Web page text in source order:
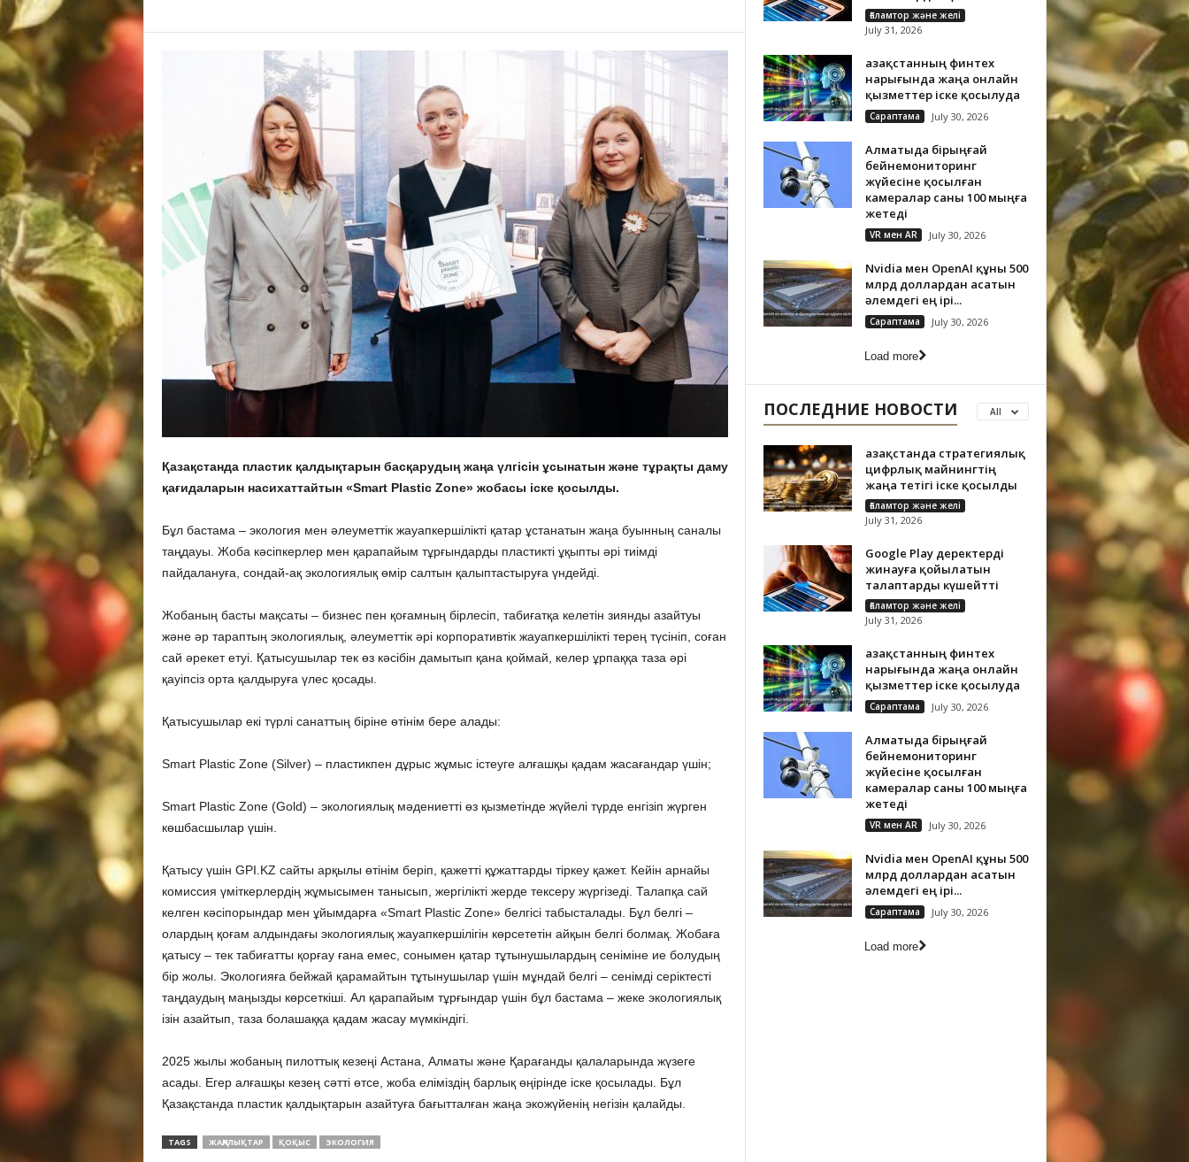
Қазақстанда пластик қалдықтарын басқарудың жаңа үлгісін ұсынатын және тұрақты даму
қағидаларын насихаттайтын «Smart Plastic Zone» жобасы іске қосылды.
Бұл бастама – экология мен әлеуметтік жауапкершілікті қатар ұстанатын жаңа буынның саналы
таңдауы. Жоба кәсіпкерлер мен қарапайым тұрғындарды пластикті ұқыпты әрі тиімді
пайдалануға, сондай-ақ экологиялық өмір салтын қалыптастыруға үндейді.
Жобаның басты мақсаты – бизнес пен қоғамның бірлесіп, табиғатқа келетін зиянды азайтуы
және әр тараптың экологиялық, әлеуметтік әрі корпоративтік жауапкершілікті терең түсініп, соған
сай әрекет етуі. Қатысушылар тек өз кәсібін дамытып қана қоймай, келер ұрпаққа таза әрі
қауіпсіз орта қалдыруға үлес қосады.
Қатысушылар екі түрлі санаттың біріне өтінім бере алады:
Smart Plastic Zone (Silver) – пластикпен дұрыс жұмыс істеуге алғашқы қадам жасағандар үшін;
Smart Plastic Zone (Gold) – экологиялық мәдениетті өз қызметінде жүйелі түрде енгізіп жүрген
көшбасшылар үшін.
Қатысу үшін GPI.KZ сайты арқылы өтінім беріп, қажетті құжаттарды тіркеу қажет. Кейін арнайы
комиссия үміткерлердің жұмысымен танысып, жергілікті жерде тексеру жүргізеді. Талапқа сай
келген кәсіпорындар мен ұйымдарға «Smart Plastic Zone» белгісі табысталады. Бұл белгі –
олардың қоғам алдындағы экологиялық жауапкершілігін көрсететін айқын белгі болмақ. Жобаға
қатысу – тек табиғатты қорғау ғана емес, сонымен қатар тұтынушылардың сеніміне ие болудың
бір жолы. Экологияға бейжай қарамайтын тұтынушылар үшін мұндай белгі – сенімді серіктесті
таңдаудың маңызды көрсеткіші. Ал қарапайым тұрғындар үшін бұл бастама – жеке экологиялық
ізін азайтып, таза болашаққа қадам жасау мүмкіндігі.
2025 жылы жобаның пилоттық кезеңі Астана, Алматы және Қарағанды қалаларында жүзеге
асады. Егер алғашқы кезең сәтті өтсе, жоба еліміздің барлық өңірінде іске қосылады. Бұл
Қазақстанда пластик қалдықтарын азайтуға бағытталған жаңа экожүйенің негізін қалайды.
TAGS ЖАҢАЛЫҚТАР ҚОҚЫС ЭКОЛОГИЯ
Ғаламтор және желі
July 31, 2026
Қазақстанның финтех
нарығында жаңа онлайн
қызметтер іске қосылуда
Сараптама July 30, 2026
Алматыда бірыңғай
бейнемониторинг
жүйесіне қосылған
камералар саны 100 мыңға
жетеді
VR мен AR July 30, 2026
Nvidia мен OpenAI құны 500
млрд доллардан асатын
әлемдегі ең ірі...
Сараптама July 30, 2026
Load more
ПОСЛЕДНИЕ НОВОСТИ All
Қазақстанда стратегиялық
цифрлық майнингтің
жаңа тетігі іске қосылды
Ғаламтор және желі
July 31, 2026
Google Play деректерді
жинауға қойылатын
талаптарды күшейтті
Ғаламтор және желі
July 31, 2026
Қазақстанның финтех
нарығында жаңа онлайн
қызметтер іске қосылуда
Сараптама July 30, 2026
Алматыда бірыңғай
бейнемониторинг
жүйесіне қосылған
камералар саны 100 мыңға
жетеді
VR мен AR July 30, 2026
Nvidia мен OpenAI құны 500
млрд доллардан асатын
әлемдегі ең ірі...
Сараптама July 30, 2026
Load more